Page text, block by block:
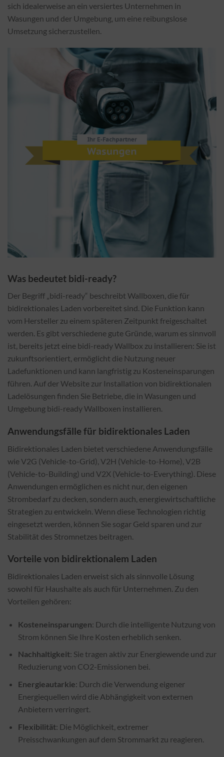
sich idealerweise an ein versiertes Unternehmen in
Wasungen und der Umgebung, um eine reibungslose
Umsetzung sicherzustellen.
Was bedeutet bidi-ready?
Der Begriff „bidi-ready“ beschreibt Wallboxen, die für
bidirektionales Laden vorbereitet sind. Die Funktion kann
vom Hersteller zu einem späteren Zeitpunkt freigeschaltet
werden. Es gibt verschiedene gute Gründe, warum es sinnvoll
ist, bereits jetzt eine bidi-ready Wallbox zu installieren: Sie ist
zukunftsorientiert, ermöglicht die Nutzung neuer
Ladefunktionen und kann langfristig zu Kosteneinsparungen
führen. Auf der Website zur Installation von bidirektionalen
Ladelösungen finden Sie Betriebe, die in Wasungen und
Umgebung bidi-ready Wallboxen installieren.
Anwendungsfälle für bidirektionales Laden
Bidirektionales Laden bietet verschiedene Anwendungsfälle
wie V2G (Vehicle-to-Grid), V2H (Vehicle-to-Home), V2B
(Vehicle-to-Building) und V2X (Vehicle-to-Everything). Diese
Anwendungen ermöglichen es nicht nur, den eigenen
Strombedarf zu decken, sondern auch, energiewirtschaftliche
Strategien zu entwickeln. Wenn diese Technologien richtig
eingesetzt werden, können Sie sogar Geld sparen und zur
Stabilität des Stromnetzes beitragen.
Vorteile von bidirektionalem Laden
Bidirektionales Laden erweist sich als sinnvolle Lösung
sowohl für Haushalte als auch für Unternehmen. Zu den
Vorteilen gehören:
Kosteneinsparungen: Durch die intelligente Nutzung von
Strom können Sie Ihre Kosten erheblich senken.
Nachhaltigkeit: Sie tragen aktiv zur Energiewende und zur
Reduzierung von CO2-Emissionen bei.
Energieautarkie: Durch die Verwendung eigener
Energiequellen wird die Abhängigkeit von externen
Anbietern verringert.
Flexibilität: Die Möglichkeit, extremer
Preisschwankungen auf dem Strommarkt zu reagieren.